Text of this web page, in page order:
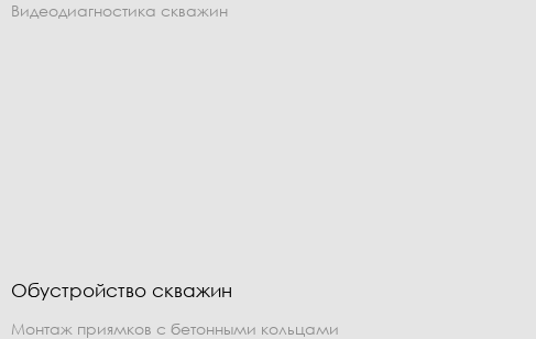
Видеодиагностика скважин
Обустройство скважин
Монтаж приямков с бетонными кольцами